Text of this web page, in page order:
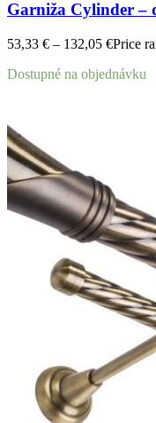
Garniža Cylinder –
53,33 € – 132,05 €Price
Dostupné na objednávku